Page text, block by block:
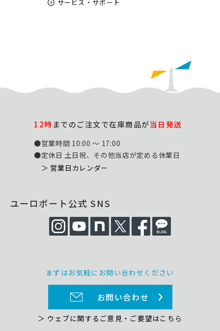
サービス・サポート
12時までのご注文で在庫商品が当日発送
●営業時間 10:00 ～ 17:00
●定休日 土日祝、その他当店が定める休業日
＞ 営業日カレンダー
ユーロポート公式 SNS
まずはお気軽にお問い合わせください
お問い合わせ
＞ ウェブに関するご意見・ご要望はこちら